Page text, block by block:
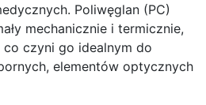
Poliwęglan (PC)
mechanicznie i termicznie,
czyni go idealnym do
elementów optycznych